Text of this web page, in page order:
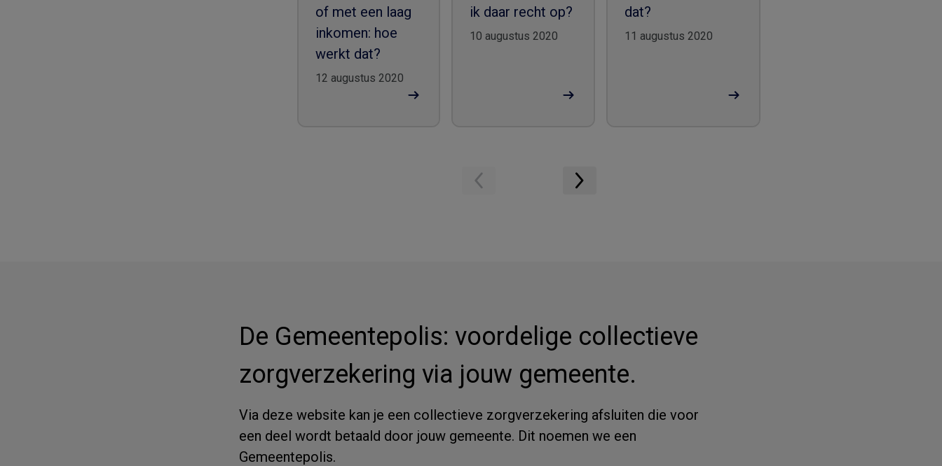
of met een laag
inkomen: hoe
werkt dat?
12 augustus 2020
ik daar recht op?
10 augustus 2020
dat?
11 augustus 2020
De Gemeentepolis: voordelige collectieve
zorgverzekering via jouw gemeente.
Via deze website kan je een collectieve zorgverzekering afsluiten die voor
een deel wordt betaald door jouw gemeente. Dit noemen we een
Gemeentepolis.